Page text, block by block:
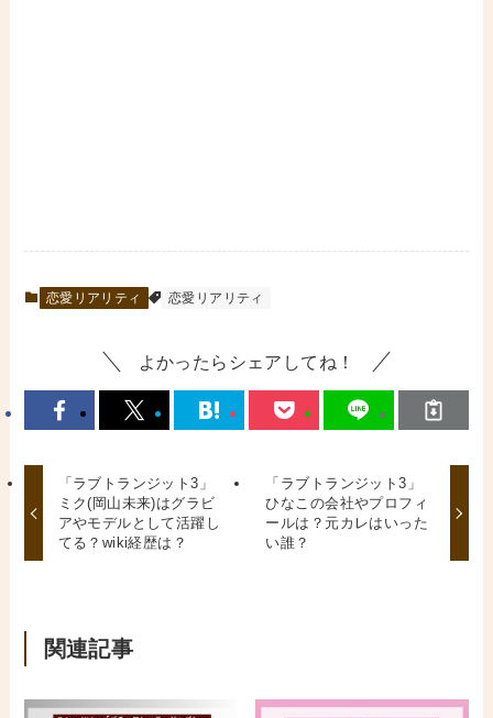
恋愛リアリティ 恋愛リアリティ
よかったらシェアしてね！
「ラブトランジット3」
ミク(岡山未来)はグラビ
アやモデルとして活躍し
てる？wiki経歴は？
「ラブトランジット3」
ひなこの会社やプロフィ
ールは？元カレはいった
い誰？
関連記事